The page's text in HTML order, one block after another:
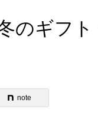
のギフト
note